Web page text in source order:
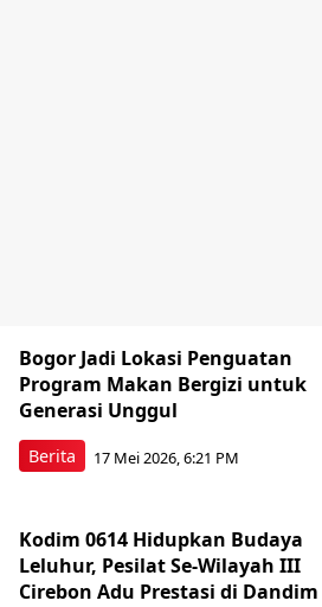
Berita
Bogor Jadi Lokasi Penguatan
Program Makan Bergizi untuk
Generasi Unggul
17 Mei 2026, 6:21 PM
Kodim 0614 Hidupkan Budaya
Leluhur, Pesilat Se-Wilayah III
Cirebon Adu Prestasi di Dandim